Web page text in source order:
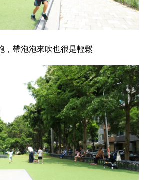
，帶泡泡來吹也很是輕鬆